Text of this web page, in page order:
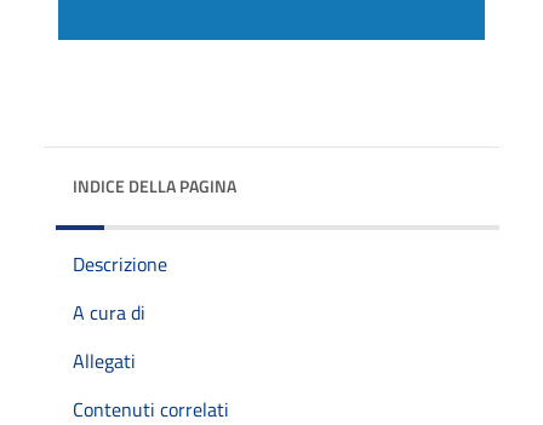
INDICE DELLA PAGINA
Descrizione
A cura di
Allegati
Contenuti correlati